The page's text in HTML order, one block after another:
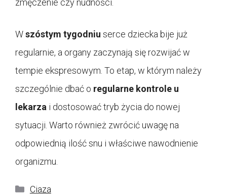
Wszóstym tygodniu serce dziecka bije już
regularnie, a organy zaczynają się rozwijać w
tempie ekspresowym. To etap, w którym należy
szczególnie dbać o regularne kontrole u
lekarza i dostosować tryb życia do nowej
sytuacji. Warto również zwrócić uwagę na
odpowiednią ilość snu i właściwe nawodnienie
organizmu.
Kategorie
Ciaza